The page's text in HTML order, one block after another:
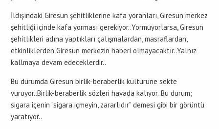
İldışındaki Giresun şehitliklerine kafa yoranları, Giresun merkez
şehitliği içinde kafa yorması gerekiyor..Yormuyorlarsa, Giresun
şehitlikleri adına yaptıkları çalışmalardan, masraflardan,
etkinliklerden Giresun merkezin haberi olmayacaktır..Yalnız
kallmaya devam edeceklerdir..
Bu durumda Giresun birlik-beraberlik kültürüne sekte
vuruyor..Birlik-beraberlik sözleri havada kalıyor..Bu durum;
sigara içenin “sigara içmeyin, zararlıdır” demesi gibi bir görüntü
yaratıyor..